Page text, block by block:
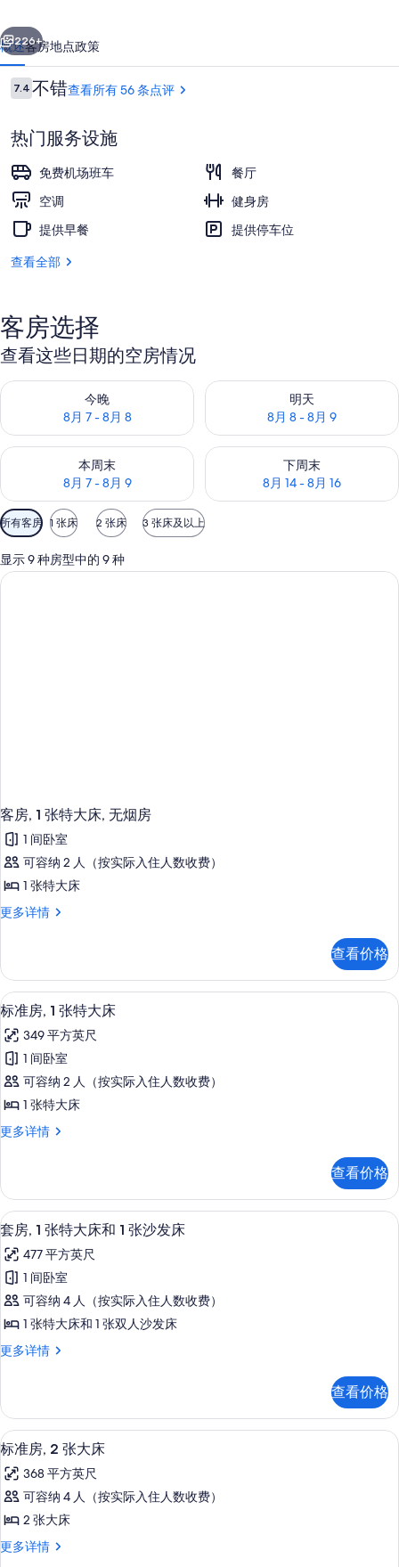
登
福
朋
酒
店
的
照
片
库
高档床上用品、办公桌、笔记本电脑
个 下一个
226+
概述客房地点政策
点
评
7.47.4/10
不错查看所有 56 条点评
热门服务设施
免费机场班车
餐厅
空调
健身房
提供早餐
提供停车位
查看全部
客房选择
查看这些日期的空房情况
今晚
8月 7 - 8月 8
查看今晚的空房情况：8月 7 - 8月 8
明天
8月 8 - 8月 9
查看明天的空房情况：8月 8 -
本周末
8月 7 - 8月 9
查看本周末的空房情况：8月 7 - 8月 9
下周末
8月 14 - 8月 16
查看下周末的空房情况：8月
可
用
的
客
所有客房 1 张床 2 张床 3 张床及以上
显示 9 种房型中的 9 种
客房, 1 张特大床, 无烟房
1 间卧室
可容纳 2 人（按实际入住人数收费）
1 张特大床
更多详情
客
特
大
床,
烟
房
更
多
信
查看价格
显
示
标
准
房,
1
张
大
床
的
所
有
照
片
标准房, 1 张特大床 | 高档床上用品、
24
标准房, 1 张特大床
349 平方英尺
1 间卧室
可容纳 2 人（按实际入住人数收费）
1 张特大床
更多详情
标
张
特
大
更
多
信
息
查看价格
显
示
套
房,
1
张
特
床
和
1
张
沙
发
床
套房, 1 张特大床和 1 张沙发床 | 高档
31
套房, 1 张特大床和 1 张沙发床
477 平方英尺
1 间卧室
可容纳 4 人（按实际入住人数收费）
1 张特大床和 1 张双人沙发床
更多详情
套
特
大
床
张
发
床
更
查看价格
显
示
标
准
2
标准房, 2 张大床 | 高档床上用品、办
29
标准房, 2 张大床
368 平方英尺
可容纳 4 人（按实际入住人数收费）
2 张大床
更多详情
标